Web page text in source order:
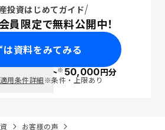
投資はじめてガイド
員限定で無料公開中！
は資料をみてみる
ポイント※50,000円分
用条件詳細※条件・上限あり
お客様の声